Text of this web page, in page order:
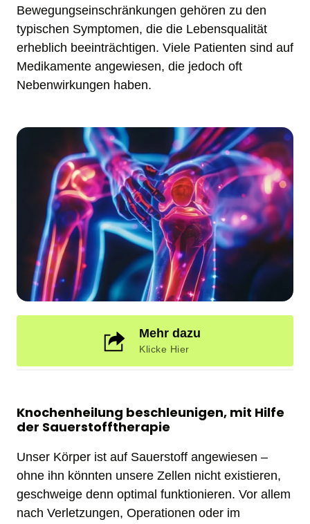
Bewegungseinschränkungen gehören zu den
typischen Symptomen, die die Lebensqualität
erheblich beeinträchtigen. Viele Patienten sind auf
Medikamente angewiesen, die jedoch oft
Nebenwirkungen haben.
Mehr dazu
Klicke Hier
Knochenheilung beschleunigen, mit Hilfe
der Sauerstofftherapie
Unser Körper ist auf Sauerstoff angewiesen –
ohne ihn könnten unsere Zellen nicht existieren,
geschweige denn optimal funktionieren. Vor allem
nach Verletzungen, Operationen oder im